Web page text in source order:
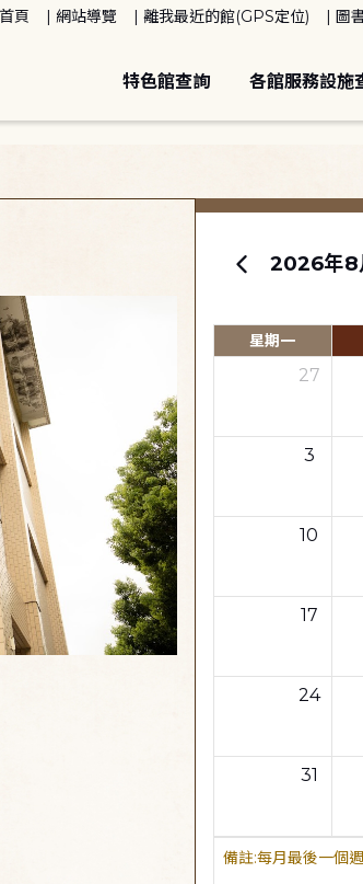
頁 網站導覽 離我最近的館(GPS定位) 圖
特色館查詢 各館服務設施
2026年8
星期一
27
3
10
17
24
31
每月最後一個